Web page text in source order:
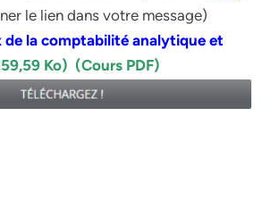
le lien dans votre message)
de la comptabilité analytique et
Ko) (Cours PDF)